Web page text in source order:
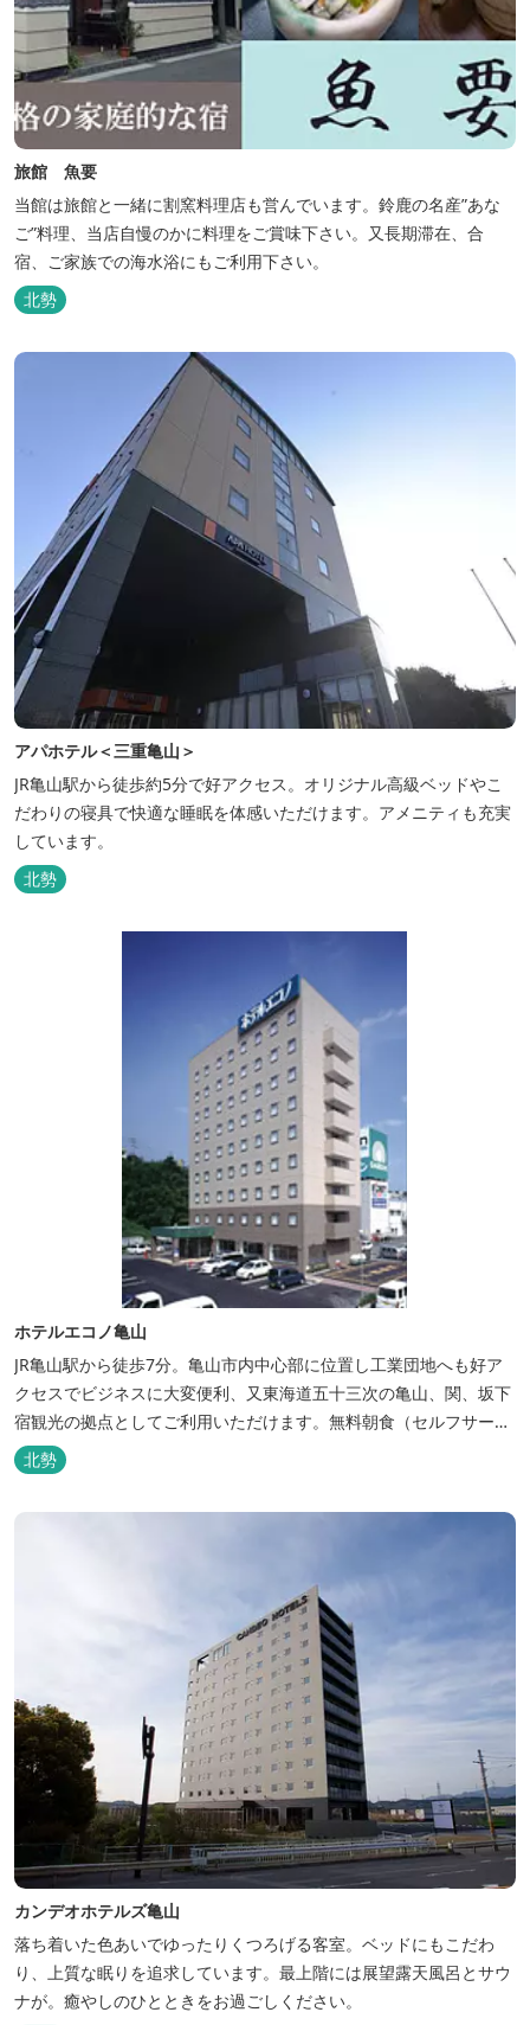
旅館 魚要
当館は旅館と一緒に割窯料理店も営んでいます。鈴鹿の名産”あな
ご”料理、当店自慢のかに料理をご賞味下さい。又長期滞在、合
宿、ご家族での海水浴にもご利用下さい。
北勢
アパホテル＜三重亀山＞
JR亀山駅から徒歩約5分で好アクセス。オリジナル高級ベッドやこ
だわりの寝具で快適な睡眠を体感いただけます。アメニティも充実
しています。
北勢
ホテルエコノ亀山
JR亀山駅から徒歩7分。亀山市内中心部に位置し工業団地へも好ア
クセスでビジネスに大変便利、又東海道五十三次の亀山、関、坂下
宿観光の拠点としてご利用いただけます。無料朝食（セルフサービ
ス）、無料駐車場付で低価格な高機能ホテルです。
北勢
カンデオホテルズ亀山
落ち着いた色あいでゆったりくつろげる客室。ベッドにもこだわ
り、上質な眠りを追求しています。最上階には展望露天風呂とサウ
ナが。癒やしのひとときをお過ごしください。